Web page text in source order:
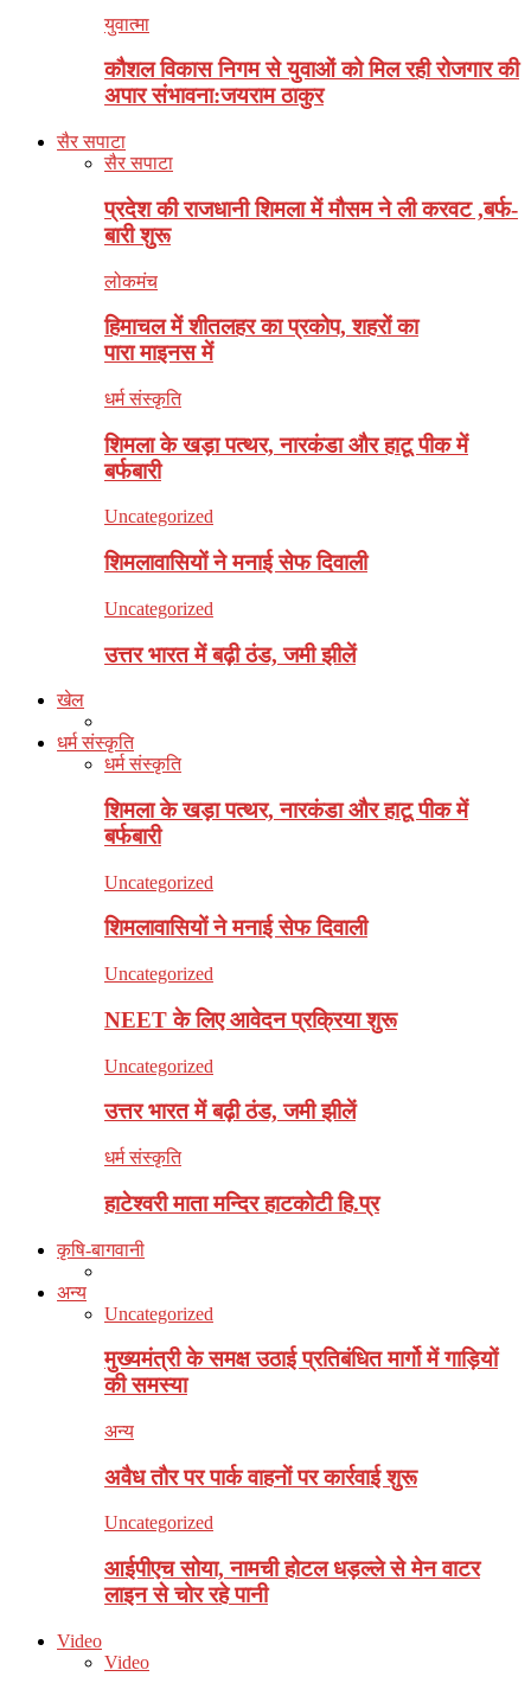
युवात्मा
कौशल विकास निगम से युवाओं को मिल रही रोजगार की
अपार संभावना:जयराम ठाकुर
सैर सपाटा
सैर सपाटा
प्रदेश की राजधानी शिमला में मौसम ने ली करवट ,बर्फ-
बारी शुरू
लोकमंच
हिमाचल में शीतलहर का प्रकोप, शहरों का
पारा माइनस में
धर्म संस्कृति
शिमला के खड़ा पत्थर, नारकंडा और हाटू पीक में
बर्फबारी
Uncategorized
शिमलावासियों ने मनाई सेफ दिवाली
Uncategorized
उत्तर भारत में बढ़ी ठंड, जमी झीलें
खेल
धर्म संस्कृति
धर्म संस्कृति
शिमला के खड़ा पत्थर, नारकंडा और हाटू पीक में
बर्फबारी
Uncategorized
शिमलावासियों ने मनाई सेफ दिवाली
Uncategorized
NEET के लिए आवेदन प्रक्रिया शुरू
Uncategorized
उत्तर भारत में बढ़ी ठंड, जमी झीलें
धर्म संस्कृति
हाटेश्वरी माता मन्दिर हाटकोटी हि.प्र
कृषि-बागवानी
अन्य
Uncategorized
मुख्यमंत्री के समक्ष उठाई प्रतिबंधित मार्गो में गाड़ियों
की समस्या
अन्य
अवैध ताैर पर पार्क वाहनाें पर कार्रवाई शुरू
Uncategorized
आईपीएच सोया, नामची होटल धड़ल्ले से मेन वाटर
लाइन से चोर रहे पानी
Video
Video